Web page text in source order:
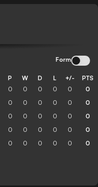
Form
P W D L +/- PTS
0 0 0 0 0 0
0 0 0 0 0 0
0 0 0 0 0 0
0 0 0 0 0 0
0 0 0 0 0 0